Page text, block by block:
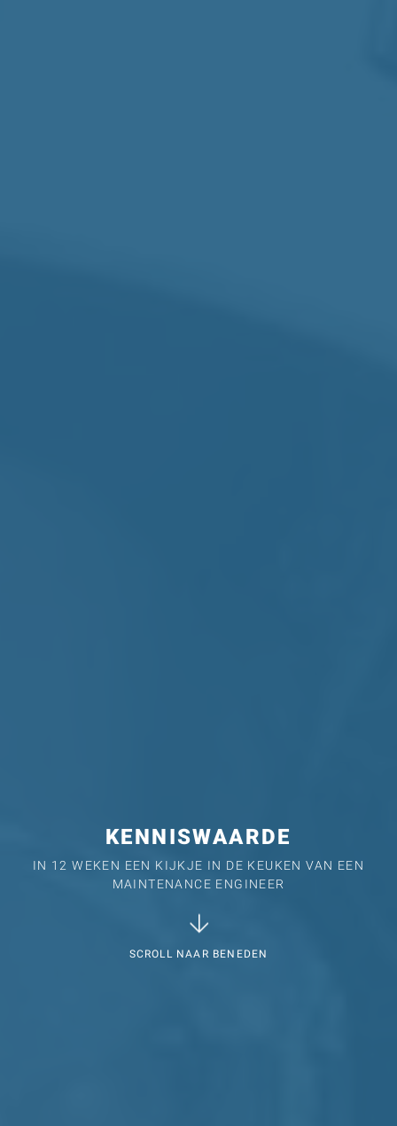
KENNISWAARDE
IN 12 WEKEN EEN KIJKJE IN DE KEUKEN VAN EEN
MAINTENANCE ENGINEER
SCROLL NAAR BENEDEN